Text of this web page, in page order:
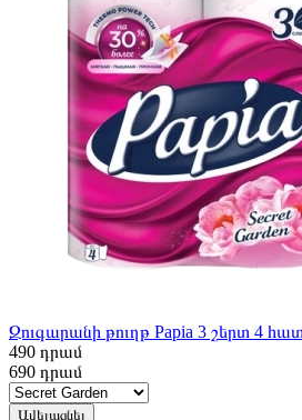
Զուգարանի թուղթ Papia 3 շերտ 4
490 դրամ
690 դրամ
Ավելացնել